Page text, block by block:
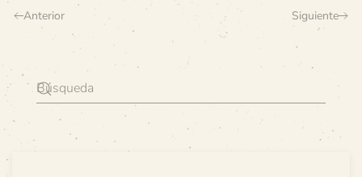
Anterior Siguiente